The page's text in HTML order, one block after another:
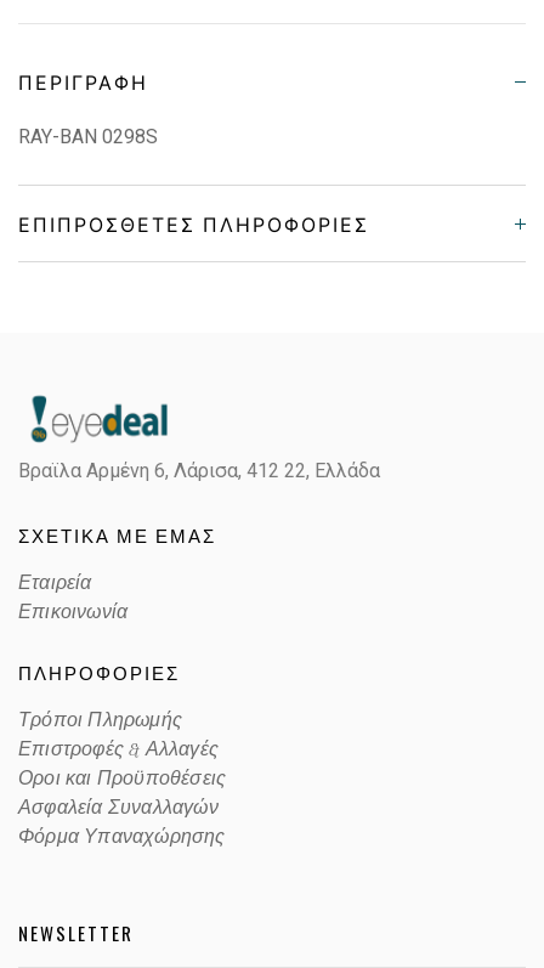
ΠΕΡΙΓΡΑΦΉ
RAY-BAN 0298S
ΕΠΙΠΡΌΣΘΕΤΕΣ ΠΛΗΡΟΦΟΡΊΕΣ
Color
Lens Color BLUE
Color code
Βραϊλα Αρμένη 6, Λάρισα, 412 22, Ελλάδα
ΣΧΕΤΙΚΑ ΜΕ ΕΜΑΣ
Εταιρεία
Επικοινωνία
ΠΛΗΡΟΦΟΡΙΕΣ
Τρόποι Πληρωμής
Επιστροφές & Αλλαγές
Οροι και Προϋποθέσεις
Ασφαλεία Συναλλαγών
Φόρμα Υπαναχώρησης
NEWSLETTER